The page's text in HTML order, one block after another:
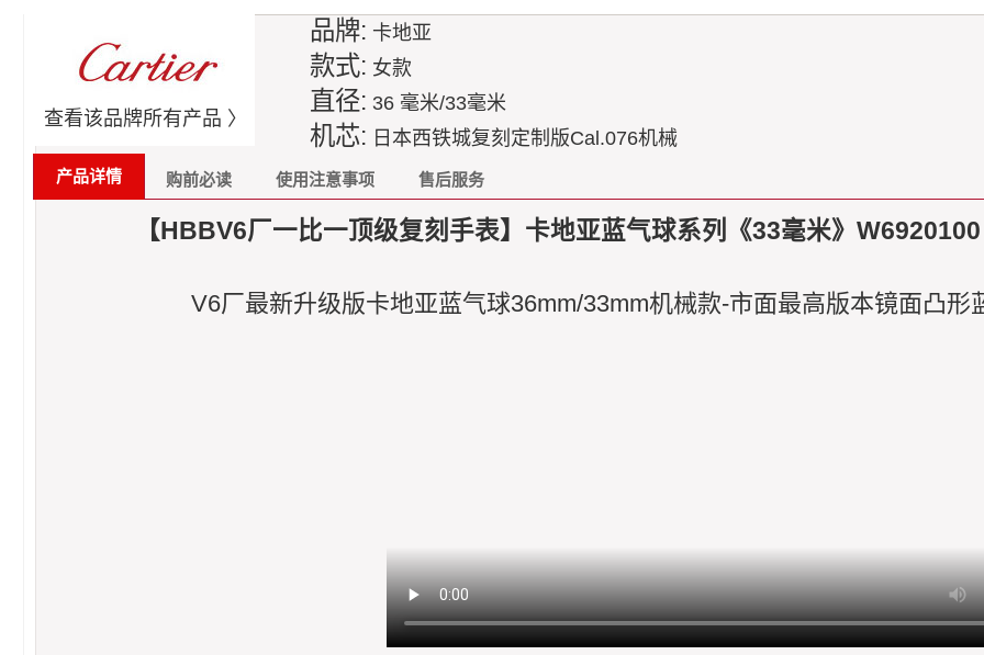
查看该品牌所有产品 〉
品牌: 卡地亚
款式: 女款
直径: 36 毫米/33毫米
机芯: 日本西铁城复刻定制版Cal.076机械
产品详情 购前必读 使用注意事项 售后服务
【HBBV6厂一比一顶级复刻手表】卡地亚蓝气球系列《33毫米》
V6厂最新升级版卡地亚蓝气球36mm/33mm机械款-市面最高版本镜面凸形